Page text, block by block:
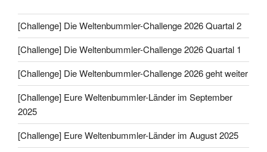
[Challenge] Die Weltenbummler-Challenge 2026 Quartal 2
[Challenge] Die Weltenbummler-Challenge 2026 Quartal 1
[Challenge] Die Weltenbummler-Challenge 2026 geht weiter
[Challenge] Eure Weltenbummler-Länder im September
2025
[Challenge] Eure Weltenbummler-Länder im August 2025